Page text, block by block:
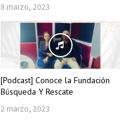
8 marzo, 2023
[Podcast] Conoce la Fundación
Búsqueda Y Rescate
2 marzo, 2023